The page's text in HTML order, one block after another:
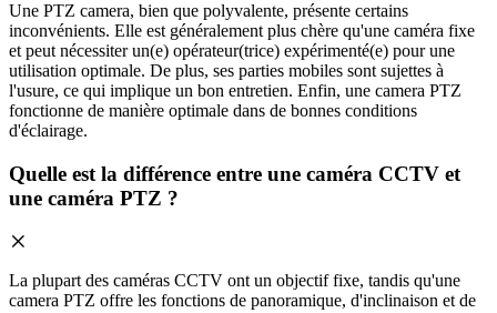
Une PTZ camera, bien que polyvalente, présente certains
inconvénients. Elle est généralement plus chère qu'une caméra fixe
et peut nécessiter un(e) opérateur(trice) expérimenté(e) pour une
utilisation optimale. De plus, ses parties mobiles sont sujettes à
l'usure, ce qui implique un bon entretien. Enfin, une camera PTZ
fonctionne de manière optimale dans de bonnes conditions
d'éclairage.
Quelle est la différence entre une caméra CCTV et
une caméra PTZ ?
La plupart des caméras CCTV ont un objectif fixe, tandis qu'une
camera PTZ offre les fonctions de panoramique, d'inclinaison et de